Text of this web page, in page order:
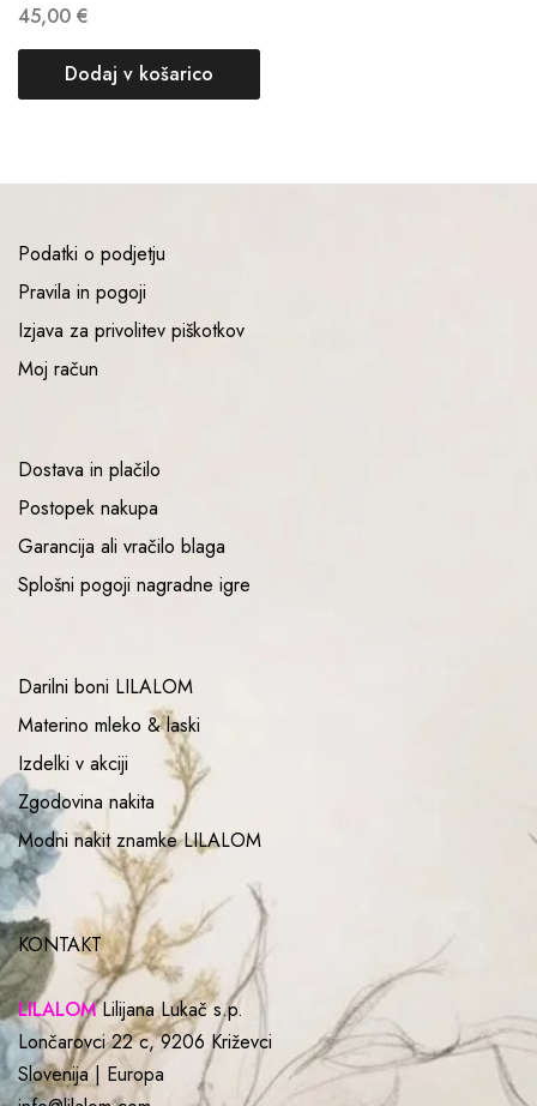
45,00 €
Dodaj v košarico
Podatki o podjetju
Pravila in pogoji
Izjava za privolitev piškotkov
Moj račun
Dostava in plačilo
Postopek nakupa
Garancija ali vračilo blaga
Splošni pogoji nagradne igre
Darilni boni LILALOM
Materino mleko & laski
Izdelki v akciji
Zgodovina nakita
Modni nakit znamke LILALOM
KONTAKT
LILALOMLilijana Lukač s.p.
Lončarovci 22 c, 9206 Križevci
Slovenija | Europa